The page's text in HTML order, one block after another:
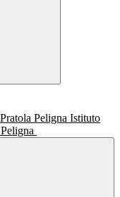
Istituto